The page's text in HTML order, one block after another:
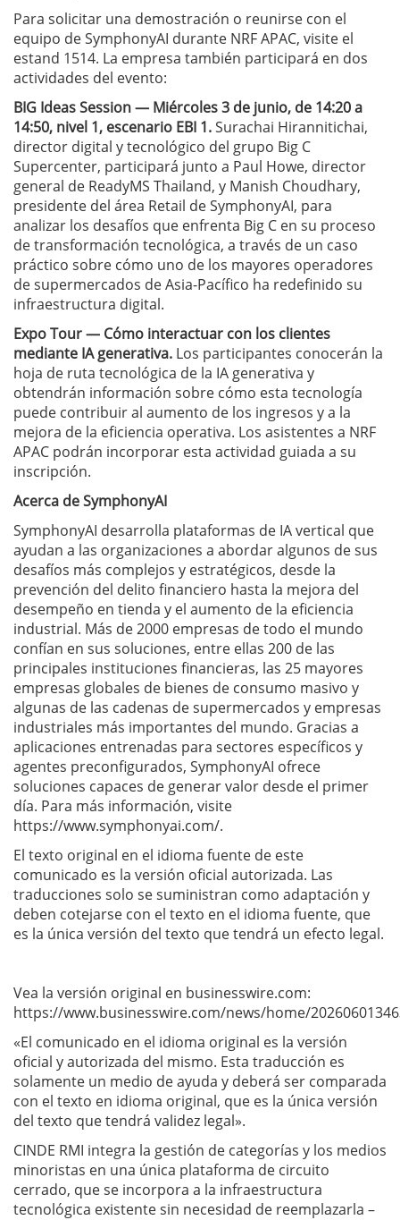
Para solicitar una demostración o reunirse con el
equipo de SymphonyAI durante NRF APAC, visite el
estand 1514. La empresa también participará en dos
actividades del evento:
BIG Ideas Session — Miércoles 3 de junio, de 14:20 a
14:50, nivel 1, escenario EBI 1.Surachai Hirannitichai,
director digital y tecnológico del grupo Big C
Supercenter, participará junto a Paul Howe, director
general de ReadyMS Thailand, y Manish Choudhary,
presidente del área Retail de SymphonyAI, para
analizar los desafíos que enfrenta Big C en su proceso
de transformación tecnológica, a través de un caso
práctico sobre cómo uno de los mayores operadores
de supermercados de Asia-Pacífico ha redefinido su
infraestructura digital.
Expo Tour — Cómo interactuar con los clientes
mediante IA generativa. Los participantes conocerán la
hoja de ruta tecnológica de la IA generativa y
obtendrán información sobre cómo esta tecnología
puede contribuir al aumento de los ingresos y a la
mejora de la eficiencia operativa. Los asistentes a NRF
APAC podrán incorporar esta actividad guiada a su
inscripción.
Acerca de SymphonyAI
SymphonyAI desarrolla plataformas de IA vertical que
ayudan a las organizaciones a abordar algunos de sus
desafíos más complejos y estratégicos, desde la
prevención del delito financiero hasta la mejora del
desempeño en tienda y el aumento de la eficiencia
industrial. Más de 2000 empresas de todo el mundo
confían en sus soluciones, entre ellas 200 de las
principales instituciones financieras, las 25 mayores
empresas globales de bienes de consumo masivo y
algunas de las cadenas de supermercados y empresas
industriales más importantes del mundo. Gracias a
aplicaciones entrenadas para sectores específicos y
agentes preconfigurados, SymphonyAI ofrece
soluciones capaces de generar valor desde el primer
día. Para más información, visite
https://www.symphonyai.com/.
El texto original en el idioma fuente de este
comunicado es la versión oficial autorizada. Las
traducciones solo se suministran como adaptación y
deben cotejarse con el texto en el idioma fuente, que
es la única versión del texto que tendrá un efecto legal.
Vea la versión original en businesswire.com:
https://www.businesswire.com/news/home/
«El comunicado en el idioma original es la versión
oficial y autorizada del mismo. Esta traducción es
solamente un medio de ayuda y deberá ser comparada
con el texto en idioma original, que es la única versión
del texto que tendrá validez legal».
CINDE RMI integra la gestión de categorías y los medios
minoristas en una única plataforma de circuito
cerrado, que se incorpora a la infraestructura
tecnológica existente sin necesidad de reemplazarla –